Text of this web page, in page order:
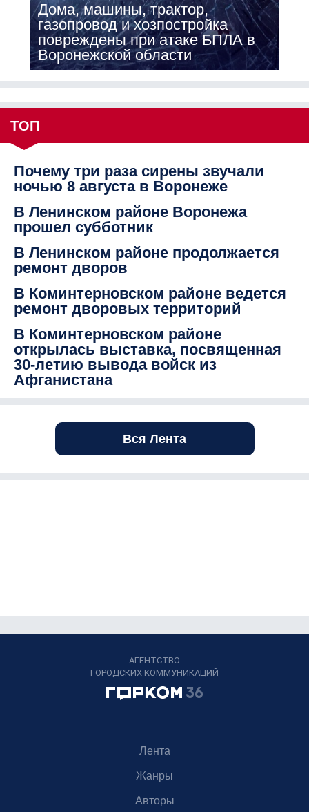
Дома, машины, трактор,
газопровод и хозпостройка
повреждены при атаке БПЛА в
Воронежской области
ТОП
Почему три раза сирены звучали
ночью 8 августа в Воронеже
В Ленинском районе Воронежа
прошел субботник
В Ленинском районе продолжается
ремонт дворов
В Коминтерновском районе ведется
ремонт дворовых территорий
В Коминтерновском районе
открылась выставка, посвященная
30-летию вывода войск из
Афганистана
Вся Лента
АГЕНТСТВО
ГОРОДСКИХ КОММУНИКАЦИЙ
Лента
Жанры
Авторы